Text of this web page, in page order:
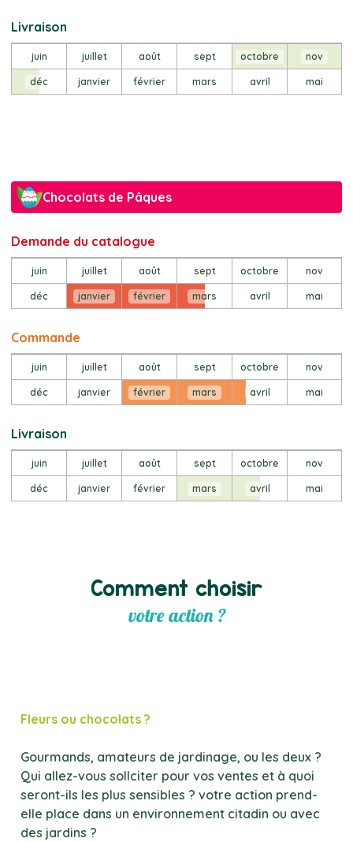
Livraison
juin juillet août sept octobre nov
déc janvier février mars avril mai
Chocolats de Pâques
Demande du catalogue
juin juillet août sept octobre nov
déc janvier février mars avril mai
Commande
juin juillet août sept octobre nov
déc janvier février mars avril mai
Livraison
juin juillet août sept octobre nov
déc janvier février mars avril mai
Comment choisir
votre action ?
Fleurs ou chocolats ?
Gourmands, amateurs de jardinage, ou les deux ?
Qui allez-vous sollciter pour vos ventes et à quoi
seront-ils les plus sensibles ? votre action prend-
elle place dans un environnement citadin ou avec
des jardins ?